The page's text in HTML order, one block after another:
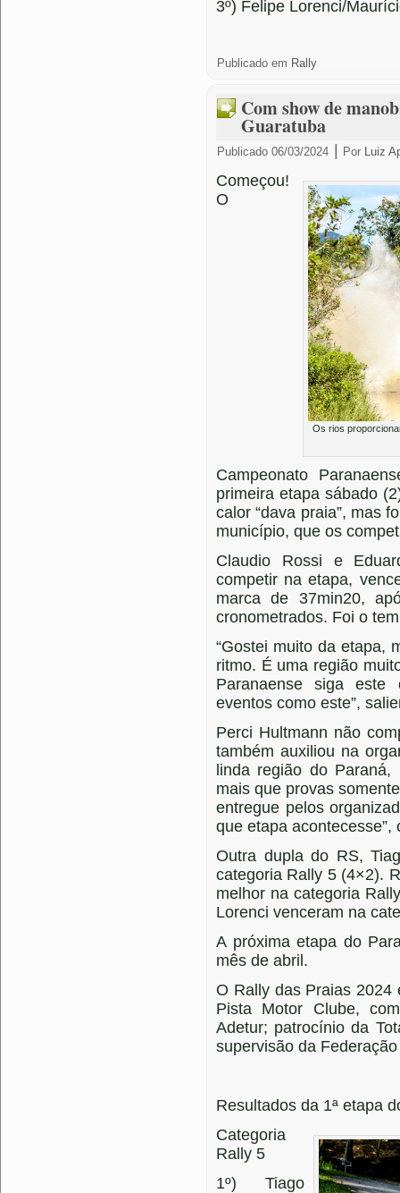
3º) Felipe Lorenci/
Publicado em Rally
Com show de
Guaratuba
Publicado 06/03/2024 Por Luiz
Os rios
Começou!
O
Campeonato
primeira etapa sábado
calor “dava praia”, mas
município, que os
Claudio Rossi e
competir na etapa,
marca de 37min20,
cronometrados. Foi o
“Gostei muito da etapa,
ritmo. É uma região
Paranaense siga
eventos como este”,
Perci Hultmann não
também auxiliou na
linda região do
mais que provas
entregue pelos
que etapa acontecesse”,
Outra dupla do RS,
categoria Rally 5 (4×2).
melhor na categoria
Lorenci venceram na
A próxima etapa do
mês de abril.
O Rally das Praias 2024
Pista Motor Clube,
Adetur; patrocínio da
supervisão da
Resultados da 1ª etapa
Categoria
Rally 5
1º) Tiago